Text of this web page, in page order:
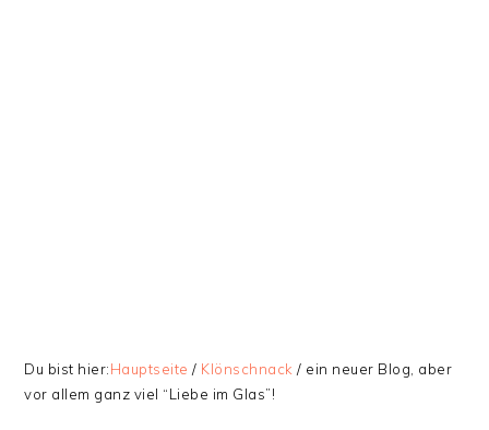
Du bist hier:Hauptseite / Klönschnack / ein neuer Blog, aber
vor allem ganz viel “Liebe im Glas”!